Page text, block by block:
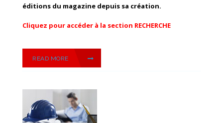
éditions du magazine depuis sa création.
Cliquez pour accéder à la section RECHERCHE
READ MORE